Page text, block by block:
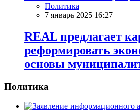
Политика
7 январь 2025 16:27
REAL предлагает
реформировать
основы
Политика